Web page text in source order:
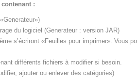
:
du logiciel (Generateur : version JAR)
s’écriront «Feuilles pour imprimer». Vous
différents fichiers à modifier si besoin.
ajouter ou enlever des catégories)